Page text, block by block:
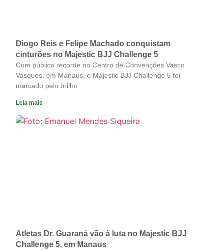
Diogo Reis e Felipe Machado conquistam
cinturões no Majestic BJJ Challenge 5
Com público recorde no Centro de Convenções Vasco
Vasques, em Manaus, o Majestic BJJ Challenge 5 foi
marcado pelo brilho
Leia mais
Atletas Dr. Guaraná vão à luta no Majestic BJJ
Challenge 5, em Manaus